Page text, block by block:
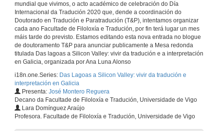
mundial que vivimos, o acto académico de celebración do Día
Internacional da Tradución 2020 que, dende a coordinación do
Doutorado en Tradución e Paratradución (T&P), intentamos organizar
cada ano Facultade de Filoloxía e Tradución, por fin terá lugar un mes
máis tarde do previsto. Estamos editando esta nova entrada no blogue
de doutoramento T&P para anunciar publicamente a Mesa redonda
titulada Das lagoas a Silicon Valley: vivir da tradución e a interpretación
en Galicia, organizada por Ana Luna Alonso
i18n.one.Series: Das Lagoas a Silicon Valley: vivir da tradución e
interpretación en Galicia
Presenta: José Montero Reguera
Decano da Facultade de Filoloxía e Tradución, Universidade de Vigo
Lara Domínguez Araújo
Profesora. Facultade de Filoloxía e Tradución, Universidade de Vigo